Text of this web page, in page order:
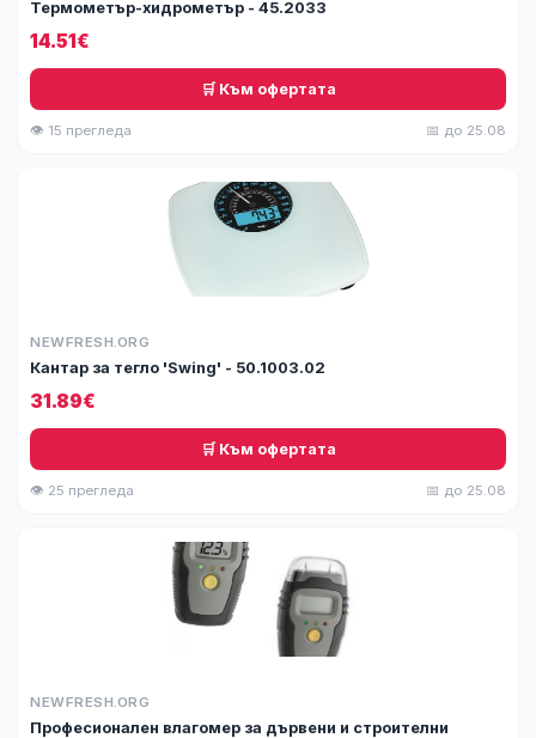
Термометър-хидрометър - 45.2033
14.51€
🛒 Към офертата
👁 15 прегледа 📅 до 25.08
NEWFRESH.ORG
Кантар за тегло 'Swing' - 50.1003.02
31.89€
🛒 Към офертата
👁 25 прегледа 📅 до 25.08
NEWFRESH.ORG
Професионален влагомер за дървени и строителни